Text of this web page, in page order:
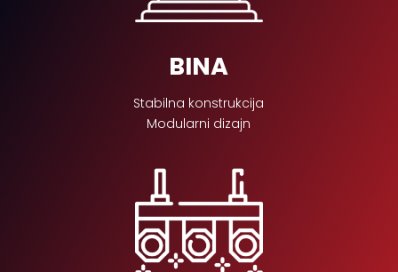
BINA
Stabilna konstrukcija
Modularni dizajn